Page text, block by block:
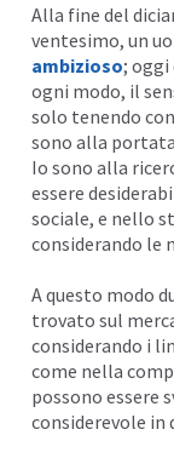
Alla fine del
ventesimo, un
ambizioso; oggi
ogni modo, il
solo tenendo
sono alla
Io sono alla
essere
sociale, e nello
considerando le
A questo modo
trovato sul
considerando i
come nella
possono essere
considerevole